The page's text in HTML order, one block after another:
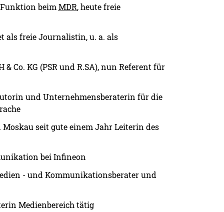
beimMDR, heute freie
als freie Journalistin, u. a. als
Co. KG (PSR und R.SA), nun Referent für
und Unternehmensberaterin für die
seit gute einem Jahr Leiterin des
bei Infineon
- und Kommunikationsberater und
Medienbereich tätig